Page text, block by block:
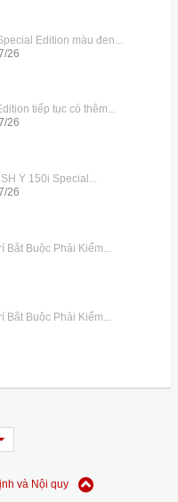
Edition màu đen...
26
tiếp tục có thêm...
26
Ý 150i Special...
26
Buộc Phải Kiểm...
Bắt Buộc Phải Kiểm...
và Nội quy